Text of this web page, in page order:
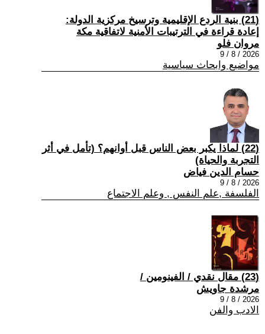
(21) بنية الردع الإقليمية وترسيخ مركزية الدولة:
إعادة قراءة في الترتيبات الأمنية لاتفاقية مكة
مروان فلو
2026 / 8 / 9
مواضيع وابحاث سياسية
(22) لماذا يكبر بعض الناس قبل أوانهم؟ (تأمل في أثر
التجربة والحياة)
حسام الدين فياض
2026 / 8 / 9
الفلسفة ,علم النفس , وعلم الاجتماع
(23) مقال نقدي / الفينومين /
مرشدة جاويش
2026 / 8 / 9
الادب والفن